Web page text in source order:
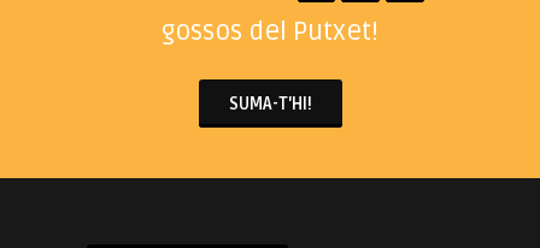
gossos del Putxet!
SUMA-T'HI!